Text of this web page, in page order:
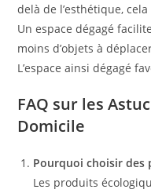
delà de l’esthétique,
Un espace dégagé
moins d’objets à
L’espace ainsi dégagé
FAQ sur les
Domicile
Pourquoi choisir des
Les produits